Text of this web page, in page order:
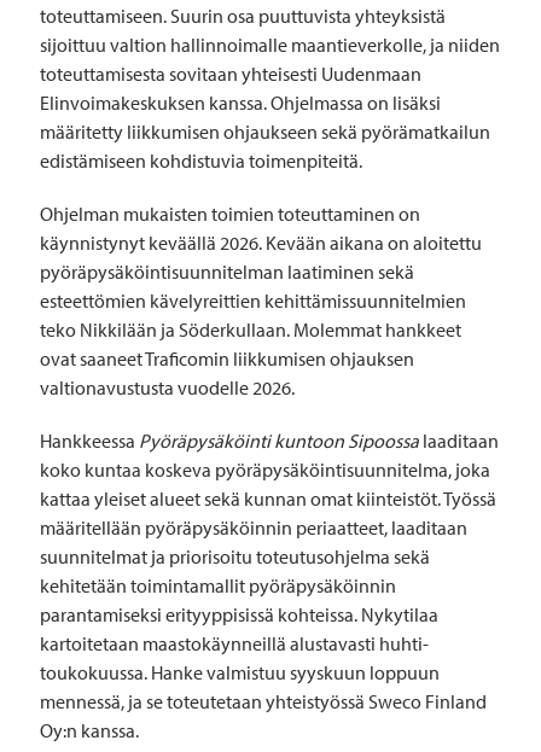
toteuttamiseen. Suurin osa puuttuvista yhteyksistä
sijoittuu valtion hallinnoimalle maantieverkolle, ja niiden
toteuttamisesta sovitaan yhteisesti Uudenmaan
Elinvoimakeskuksen kanssa. Ohjelmassa on lisäksi
määritetty liikkumisen ohjaukseen sekä pyörämatkailun
edistämiseen kohdistuvia toimenpiteitä.
Ohjelman mukaisten toimien toteuttaminen on
käynnistynyt keväällä 2026. Kevään aikana on aloitettu
pyöräpysäköintisuunnitelman laatiminen sekä
esteettömien kävelyreittien kehittämissuunnitelmien
teko Nikkilään ja Söderkullaan. Molemmat hankkeet
ovat saaneet Traficomin liikkumisen ohjauksen
valtionavustusta vuodelle 2026.
Hankkeessa Pyöräpysäköinti kuntoon Sipoossa laaditaan
koko kuntaa koskeva pyöräpysäköintisuunnitelma, joka
kattaa yleiset alueet sekä kunnan omat kiinteistöt. Työssä
määritellään pyöräpysäköinnin periaatteet, laaditaan
suunnitelmat ja priorisoitu toteutusohjelma sekä
kehitetään toimintamallit pyöräpysäköinnin
parantamiseksi erityyppisissä kohteissa. Nykytilaa
kartoitetaan maastokäynneillä alustavasti huhti-
toukokuussa. Hanke valmistuu syyskuun loppuun
mennessä, ja se toteutetaan yhteistyössä Sweco Finland
Oy:n kanssa.